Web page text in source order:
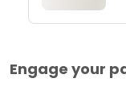
Engage your